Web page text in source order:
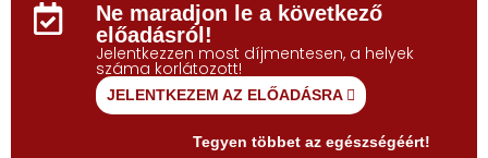
Tegyen többet az egészségéért!
Ne maradjon le a következő
előadásról!
Jelentkezzen most díjmentesen, a helyek
száma korlátozott!
JELENTKEZEM AZ ELŐADÁSRA